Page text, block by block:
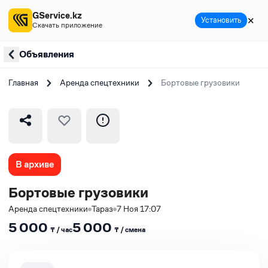
Объявления
Главная Аренда спецтехники Бортовые грузовики
В архиве
Бортовые грузовики
Аренда спецтехники Тараз 7 Ноя 17:07
5 000 ₸ / час5 000 ₸ / сменa
GService.kz
Скачать приложение Установить ✕